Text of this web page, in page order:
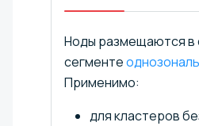
Ноды размещаются в
сегменте
Применимо:
для кластеров